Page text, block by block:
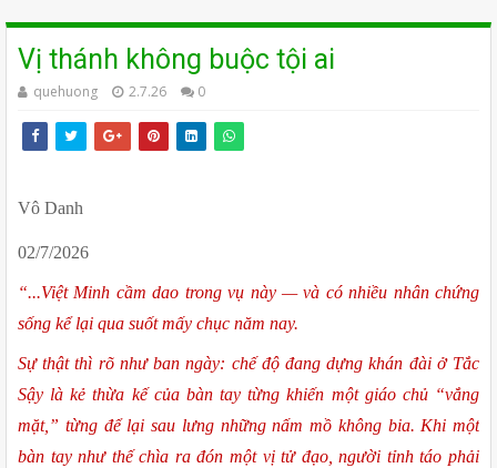
Vị thánh không buộc tội ai
quehuong 2.7.26 0
Vô Danh
02/7/2026
“...Việt Minh cầm dao trong vụ này — và có nhiều nhân chứng
sống kể lại qua suốt mấy chục năm nay.
Sự thật thì rõ như ban ngày: chế độ đang dựng khán đài ở Tắc
Sậy là kẻ thừa kế của bàn tay từng khiến một giáo chủ “vắng
mặt,” từng để lại sau lưng những nấm mồ không bia. Khi một
bàn tay như thế chìa ra đón một vị tử đạo, người tỉnh táo phải